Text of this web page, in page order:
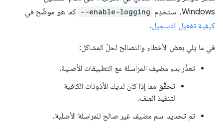
Windows، استخدِم
--enable-logging كما هو موضّح في
كيفية تفعيل التسجيل.
في ما يلي بعض الأخطاء والنصائح لحلّ المشاكل:
تعذَّر بدء مضيف المراسلة مع التطبيقات الأصلية.
تحقَّق مما إذا كان لديك الأذونات الكافية
لتنفيذ الملف.
تم تحديد اسم مضيف غير صالح للمراسلة الأصلية.